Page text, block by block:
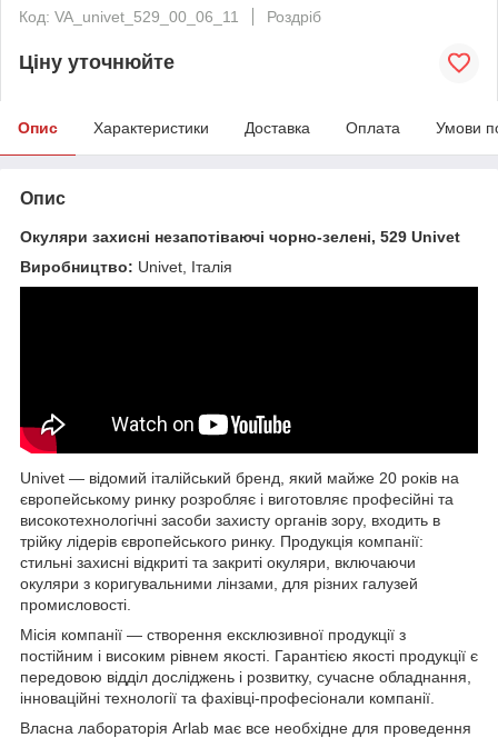
Код: VA_univet_529_00_06_11
Роздріб
Ціну уточнюйте
Опис Характеристики Доставка Оплата Умови
Опис
Окуляри захисні незапотіваючі чорно-зелені, 529 Univet
Виробництво: Univet, Італія
Univet — відомий італійський бренд, який майже 20 років на
європейському ринку розробляє і виготовляє професійні та
високотехнологічні засоби захисту органів зору, входить в
трійку лідерів європейського ринку. Продукція компанії:
стильні захисні відкриті та закриті окуляри, включаючи
окуляри з коригувальними лінзами, для різних галузей
промисловості.
Місія компанії — створення ексклюзивної продукції з
постійним і високим рівнем якості. Гарантією якості продукції є
передовою відділ досліджень і розвитку, сучасне обладнання,
інноваційні технології та фахівці-професіонали компанії.
Власна лабораторія Arlab має все необхідне для проведення